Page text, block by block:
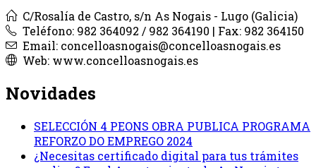
C/Rosalía de Castro, s/n As Nogais - Lugo (Galicia)
Teléfono: 982 364092 / 982 364190 | Fax: 982 364150
Email: concelloasnogais@concelloasnogais.es
Web: www.concelloasnogais.es
Novidades
SELECCIÓN 4 PEONS OBRA PUBLICA PROGRAMA
REFORZO DO EMPREGO 2024
¿Necesitas certificado digital para tus trámites